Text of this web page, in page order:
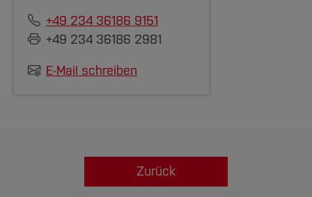
+49 234 36186 9151
+49 234 36186 2981
E-Mail schreiben
Zurück